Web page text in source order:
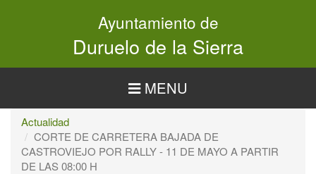
Ayuntamiento de
Duruelo de la Sierra
MENU
Actualidad
CORTE DE CARRETERA BAJADA DE
CASTROVIEJO POR RALLY - 11 DE MAYO A PARTIR
DE LAS 08:00 H